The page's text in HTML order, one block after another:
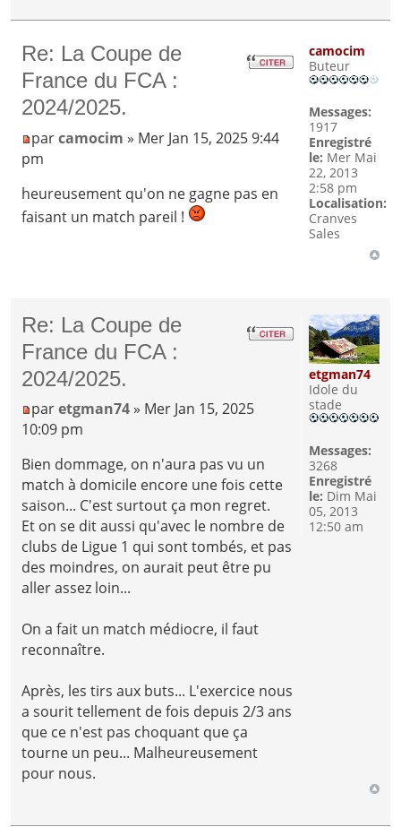
Re: La Coupe de
France du FCA :
2024/2025.
parcamocim » Mer Jan 15, 2025 9:44
pm
heureusement qu'on ne gagne pas en
faisant un match pareil !
camocim
Buteur
Messages:
1917
Enregistré
le: Mer Mai
22, 2013
2:58 pm
Localisation:
Cranves
Sales
Re: La Coupe de
France du FCA :
2024/2025.
paretgman74 » Mer Jan 15, 2025
10:09 pm
Bien dommage, on n'aura pas vu un
match à domicile encore une fois cette
saison... C'est surtout ça mon regret.
Et on se dit aussi qu'avec le nombre de
clubs de Ligue 1 qui sont tombés, et pas
des moindres, on aurait peut être pu
aller assez loin...
On a fait un match médiocre, il faut
reconnaître.
Après, les tirs aux buts... L'exercice nous
a sourit tellement de fois depuis 2/3 ans
que ce n'est pas choquant que ça
tourne un peu... Malheureusement
pour nous.
etgman74
Idole du
stade
Messages:
3268
Enregistré
le: Dim Mai
05, 2013
12:50 am